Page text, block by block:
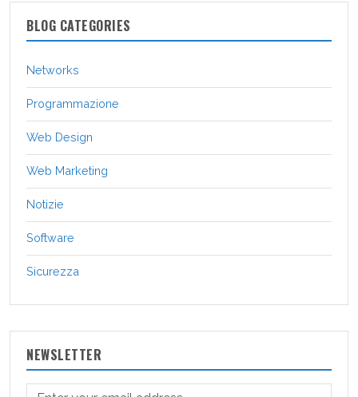
BLOG CATEGORIES
Networks
Programmazione
Web Design
Web Marketing
Notizie
Software
Sicurezza
NEWSLETTER